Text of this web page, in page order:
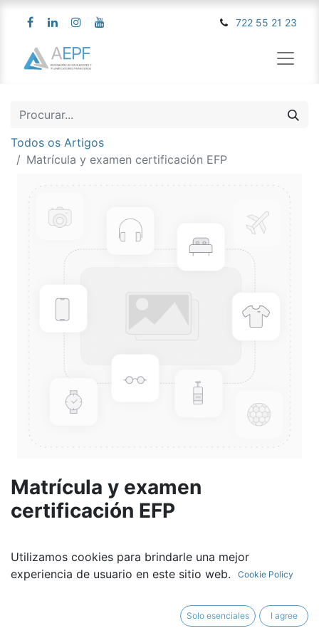
722 55 21 23
Todos os Artigos
Matrícula y examen certificación EFP
Matrícula y examen
certificación EFP
AÑADIR AL CARRITO
Utilizamos cookies para brindarle una mejor
experiencia de usuario en este sitio web.
Cookie Policy
Solo esenciales I agree